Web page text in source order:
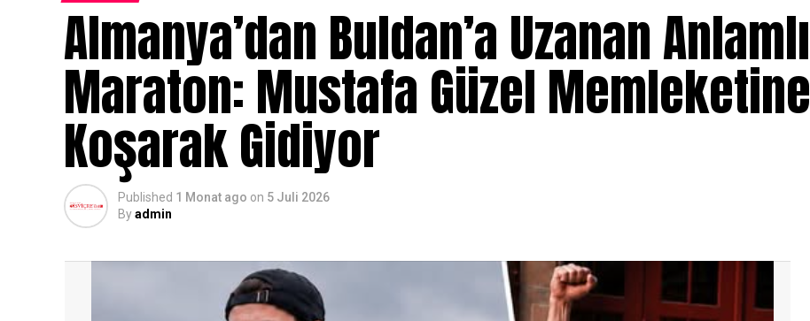
Almanya’dan Buldan’a Uzanan Anlamlı
Maraton: Mustafa Güzel Memleketine
Koşarak Gidiyor
Published 1 Monat ago on 5 Juli 2026
Byadmin